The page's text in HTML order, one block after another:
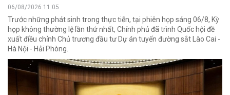
06/08/2026 11:05
Trước những phát sinh trong thực tiễn, tại phiên họp sáng 06/8, Kỳ
họp không thường lệ lần thứ nhất, Chính phủ đã trình Quốc hội đề
xuất điều chỉnh Chủ trương đầu tư Dự án tuyến đường sắt Lào Cai -
Hà Nội - Hải Phòng.